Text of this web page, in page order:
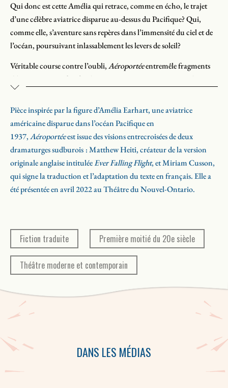
Qui donc est cette Amélia qui retrace, comme en écho, le trajet
d’une célèbre aviatrice disparue au-dessus du Pacifique? Qui,
comme elle, s’aventure sans repères dans l’immensité du ciel et de
l’océan, poursuivant inlassablement les levers de soleil?
Véritable course contre l’oubli,Aéroportéeentremêle fragments
d’histoire et récit fictif, éclairant ainsi ce qui persiste après la mort.
dans ce périple aux multiples réverbérations.
Pièce inspirée par la figure d’Amélia Earhart, une aviatrice
américaine disparue dans l’océan Pacifique en
1937,Aéroportéeest issue des visions entrecroisées de deux
dramaturges sudburois : Matthew Heiti, créateur de la version
originale anglaise intituléeEver Falling Flight, et Miriam Cusson,
qui signe la traduction et l’adaptation du texte en français. Elle a
été présentée en avril 2022 au Théâtre du Nouvel-Ontario.
Fiction traduite Première moitié du 20e siècle
Théâtre moderne et contemporain
DANS LES MÉDIAS